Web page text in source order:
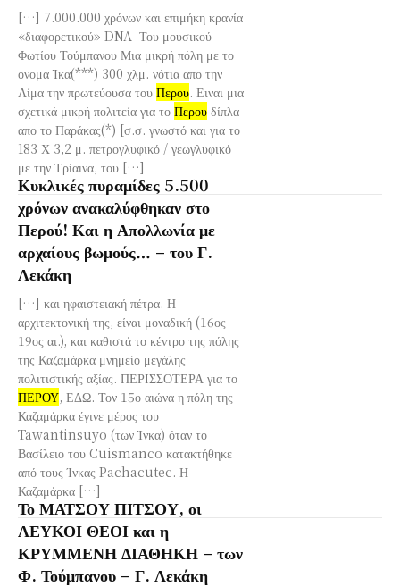
[…] 7.000.000 χρόνων και επιμήκη κρανία
«διαφορετικού» DNA Του μουσικού
Φωτίου Τούμπανου Μια μικρή πόλη με το
ονομα Ίκα(***) 300 χλμ. νότια απο την
Λίμα την πρωτεύουσα του Περου. Ειναι μια
σχετικά μικρή πολιτεία για το Περου δίπλα
απο το Παράκας(*) [σ.σ. γνωστό και για το
183 Χ 3,2 μ. πετρογλυφικό / γεωγλυφικό
με την Τρίαινα, του […]
Κυκλικές πυραμίδες 5.500
χρόνων ανακαλύφθηκαν στο
Περού! Και η Απολλωνία με
αρχαίους βωμούς… – του Γ.
Λεκάκη
[…] και ηφαιστειακή πέτρα. Η
αρχιτεκτονική της, είναι μοναδική (16ος –
19ος αι.), και καθιστά το κέντρο της πόλης
της Καζαμάρκα μνημείο μεγάλης
πολιτιστικής αξίας. ΠΕΡΙΣΣΟΤΕΡΑ για το
ΠΕΡΟΥ, ΕΔΩ. Τον 15ο αιώνα η πόλη της
Καζαμάρκα έγινε μέρος του
Tawantinsuyo (των Ίνκα) όταν το
Βασίλειο του Cuismanco κατακτήθηκε
από τους Ίνκας Pachacutec. Η
Καζαμάρκα […]
Το ΜΑΤΣΟΥ ΠΙΤΣΟΥ, οι
ΛΕΥΚΟΙ ΘΕΟΙ και η
ΚΡΥΜΜΕΝΗ ΔΙΑΘΗΚΗ – των
Φ. Τούμπανου – Γ. Λεκάκη